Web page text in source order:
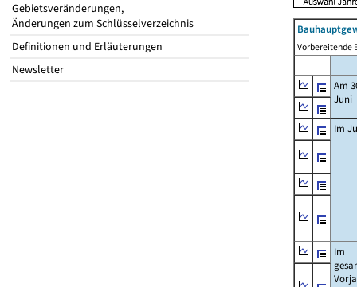
Gebietsveränderungen,
Änderungen zum Schlüsselverzeichnis
Definitionen und Erläuterungen
Newsletter
Vorbereitende
Am
Juni
Im
Im